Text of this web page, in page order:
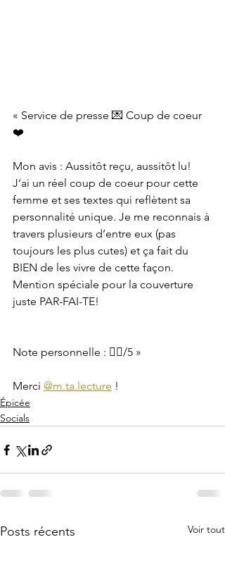
« Service de presse 💌 Coup de coeur
❤️
Mon avis : Aussitôt reçu, aussitôt lu!
J’ai un réel coup de coeur pour cette
femme et ses textes qui reflètent sa
personnalité unique. Je me reconnais à
travers plusieurs d’entre eux (pas
toujours les plus cutes) et ça fait du
BIEN de les vivre de cette façon.
Mention spéciale pour la couverture
juste PAR-FAI-TE!
Note personnelle : ❤️‍🔥/5 »
Merci @m.ta.lecture !
Épicée
Socials
Posts récents Voir tout